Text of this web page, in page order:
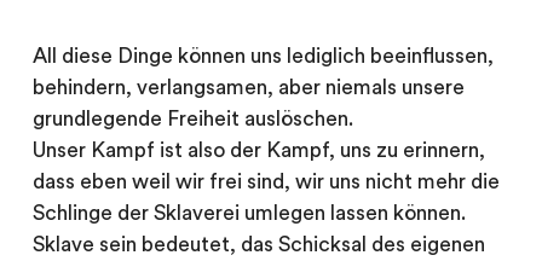
All diese Dinge können uns lediglich beeinflussen,
behindern, verlangsamen, aber niemals unsere
grundlegende Freiheit auslöschen.
Unser Kampf ist also der Kampf, uns zu erinnern,
dass eben weil wir frei sind, wir uns nicht mehr die
Schlinge der Sklaverei umlegen lassen können.
Sklave sein bedeutet, das Schicksal des eigenen